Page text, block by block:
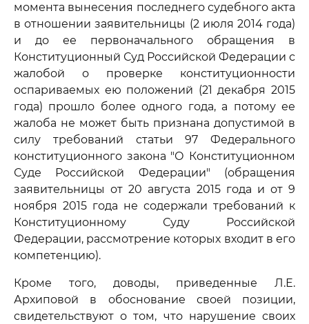
момента вынесения последнего судебного акта
в отношении заявительницы (2 июля 2014 года)
и до ее первоначального обращения в
Конституционный Суд Российской Федерации с
жалобой о проверке конституционности
оспариваемых ею положений (21 декабря 2015
года) прошло более одного года, а потому ее
жалоба не может быть признана допустимой в
силу требований статьи 97 Федерального
конституционного закона "О Конституционном
Суде Российской Федерации" (обращения
заявительницы от 20 августа 2015 года и от 9
ноября 2015 года не содержали требований к
Конституционному Суду Российской
Федерации, рассмотрение которых входит в его
компетенцию).
Кроме того, доводы, приведенные Л.Е.
Архиповой в обоснование своей позиции,
свидетельствуют о том, что нарушение своих